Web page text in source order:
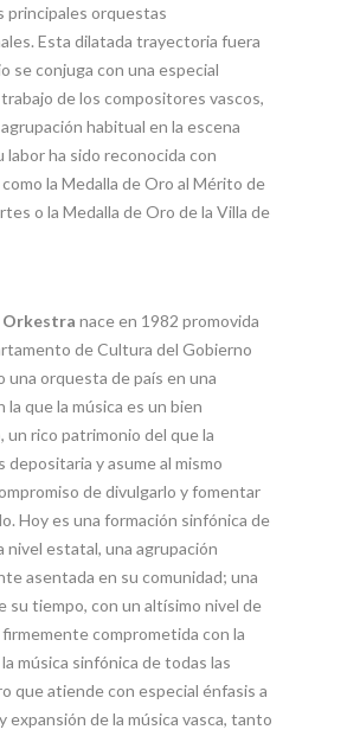
principales orquestas
Esta dilatada trayectoria fuera
se conjuga con una especial
de los compositores vascos,
habitual en la escena
labor ha sido reconocida con
la Medalla de Oro al Mérito de
o la Medalla de Oro de la Villa de
Orkestra nace en 1982 promovida
de Cultura del Gobierno
una orquesta de país en una
la que la música es un bien
un rico patrimonio del que la
depositaria y asume al mismo
de divulgarlo y fomentar
Hoy es una formación sinfónica de
nivel estatal, una agrupación
asentada en su comunidad; una
su tiempo, con un altísimo nivel de
comprometida con la
música sinfónica de todas las
que atiende con especial énfasis a
expansión de la música vasca, tanto